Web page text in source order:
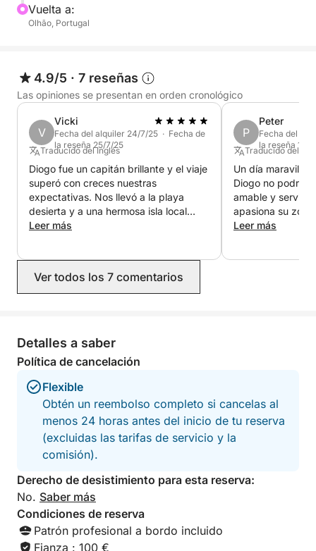
Vuelta a:
Olhão, Portugal
4.9/5 · 7 reseñas
Las opiniones se presentan en orden cronológico
V
Vicki
Fecha del alquiler 24/7/25 · Fecha de
la reseña 25/7/25
Traducido del Inglés
Diogo fue un capitán brillante y el viaje
superó con creces nuestras
expectativas. Nos llevó a la playa
desierta y a una hermosa isla local
donde disfrutamos de una deliciosa
Leer más
P
Peter
Fecha del
la reseña 19/
Traducido del
Un día
Diogo no podría
amable y
apasiona su
experiencia y
Leer más
Ver todos los 7 comentarios
Detalles a saber
Política de cancelación
Flexible
Obtén un reembolso completo si cancelas al
menos 24 horas antes del inicio de tu reserva
(excluidas las tarifas de servicio y la
comisión).
Derecho de desistimiento para esta reserva:
No. Saber más
Condiciones de reserva
Patrón profesional a bordo incluido
Fianza : 100 €